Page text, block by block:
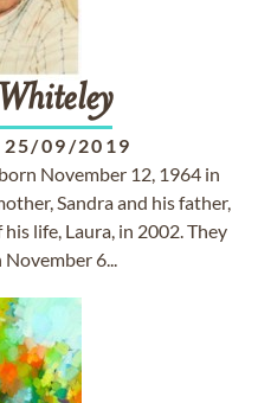
Whiteley
25/09/2019
November 12, 1964 in
Sandra and his father,
life, Laura, in 2002. They
6...